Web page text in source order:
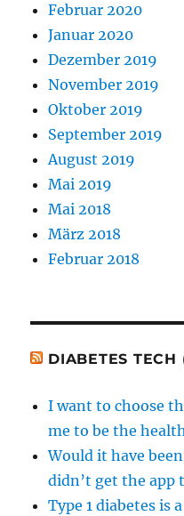
Februar 2020
Januar 2020
Dezember 2019
November 2019
Oktober 2019
September 2019
August 2019
Mai 2019
Mai 2018
März 2018
Februar 2018
DIABETES TECH
I want to choose
me to be the
Would it have
didn’t get the app
Type 1 diabetes is